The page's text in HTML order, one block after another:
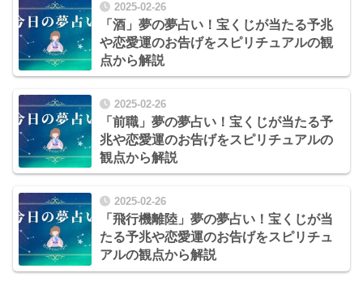
2025-02-26
「酒」夢の夢占い！宝くじが当たる予兆
や恋愛運のお告げをスピリチュアルの観
点から解説
2025-02-26
「前職」夢の夢占い！宝くじが当たる予
兆や恋愛運のお告げをスピリチュアルの
観点から解説
2025-02-26
「飛行機離陸」夢の夢占い！宝くじが当
たる予兆や恋愛運のお告げをスピリチュ
アルの観点から解説